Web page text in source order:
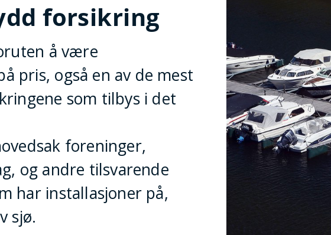
forsikring
å være
pris, også en av de mest
som tilbys i det
foreninger,
og andre tilsvarende
har installasjoner på,
sjø.